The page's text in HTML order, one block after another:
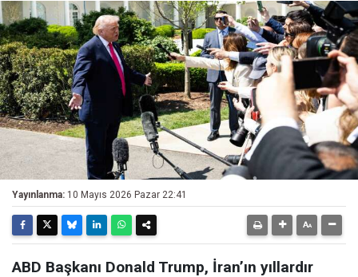
Yayınlanma: 10 Mayıs 2026 Pazar 22:41
ABD Başkanı Donald Trump, İran’ın yıllardır